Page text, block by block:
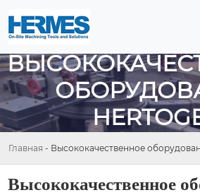
Главная - Высококачественное
Высококачественное